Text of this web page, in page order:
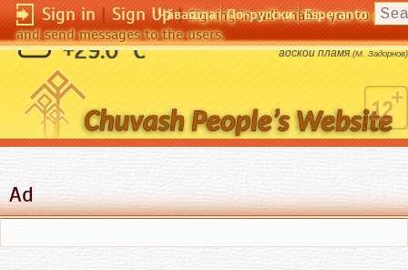
Sign in|Sign Up|Signing in will enable you to post
and send messages to the users.
Чӑвашла По-русски Esperanto
+29.0 °C
Из божьей искры в нем разгорелось
адской пламя.(М. Задорнов)
Ad